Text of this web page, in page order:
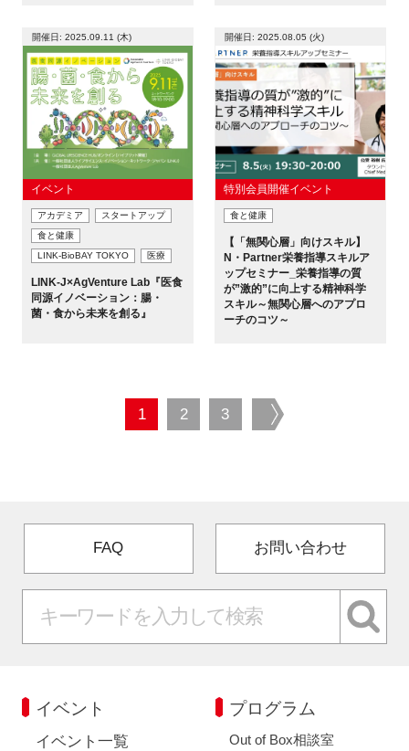
開催日: 2025.09.11 (木)
イベント
アカデミア
スタートアップ
食と健康
LINK-BioBAY TOKYO
医療
LINK-J×AgVenture Lab『医食
同源イノベーション：腸・
菌・食から未来を創る』
開催日: 2025.08.05 (火)
特別会員開催イベント
食と健康
【「無関心層」向けスキル】
N・Partner栄養指導スキルア
ップセミナー_栄養指導の質
が”激的”に向上する精神科学
スキル～無関心層へのアプロ
ーチのコツ～
1 2 3 next
FAQ お問い合わせ
イベント
イベント一覧
プログラム
Out of Box相談室